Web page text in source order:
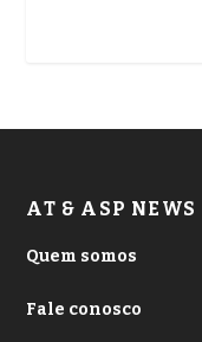
AT & ASP NEWS
Quem somos
Fale conosco